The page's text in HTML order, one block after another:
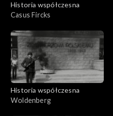
Historia współczesna
Casus Fircks
Historia współczesna
Woldenberg